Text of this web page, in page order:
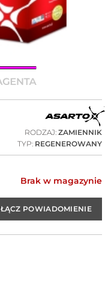
RODZAJ: ZAMIENNIK
TYP: REGENEROWANY
Brak w magazynie